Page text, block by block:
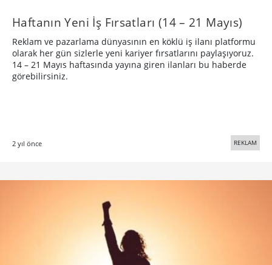
Haftanın Yeni İş Fırsatları (14 – 21 Mayıs)
Reklam ve pazarlama dünyasının en köklü iş ilanı platformu
olarak her gün sizlerle yeni kariyer fırsatlarını paylaşıyoruz.
14 – 21 Mayıs haftasında yayına giren ilanları bu haberde
görebilirsiniz.
2 yıl önce REKLAM